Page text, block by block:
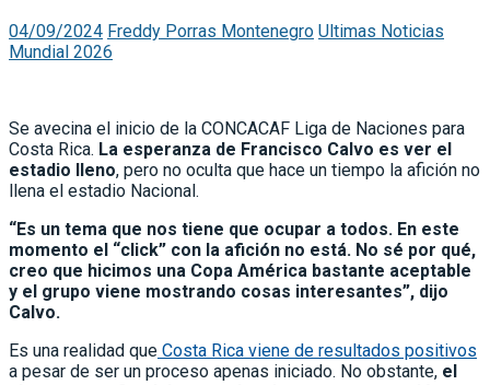
04/09/2024 Freddy Porras Montenegro Ultimas Noticias
Mundial 2026
Se avecina el inicio de la CONCACAF Liga de Naciones para
Costa Rica. La esperanza de Francisco Calvo es ver el
estadio lleno, pero no oculta que hace un tiempo la afición no
llena el estadio Nacional.
“Es un tema que nos tiene que ocupar a todos. En este
momento el “click” con la afición no está. No sé por qué,
creo que hicimos una Copa América bastante aceptable
y el grupo viene mostrando cosas interesantes”, dijo
Calvo.
Es una realidad que Costa Rica viene de resultados positivos
a pesar de ser un proceso apenas iniciado. No obstante, el